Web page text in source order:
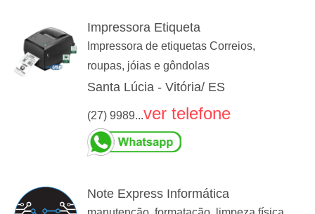
Impressora Etiqueta
Impressora de etiquetas Correios,
roupas, jóias e gôndolas
Santa Lúcia - Vitória/ ES
(27) 9989...ver telefone
Note Express Informática